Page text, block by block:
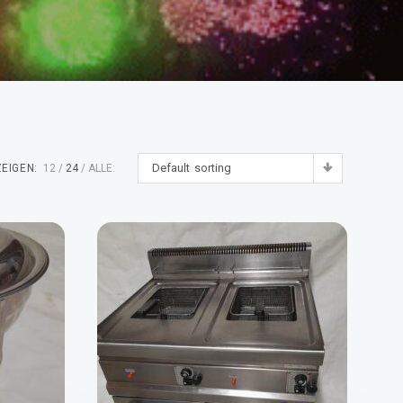
Default sorting
12 24 ALLE: